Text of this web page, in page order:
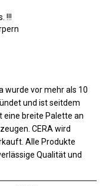
!!!
wurde vor mehr als 10
und ist seitdem
eine breite Palette an
CERA wird
Alle Produkte
Qualität und